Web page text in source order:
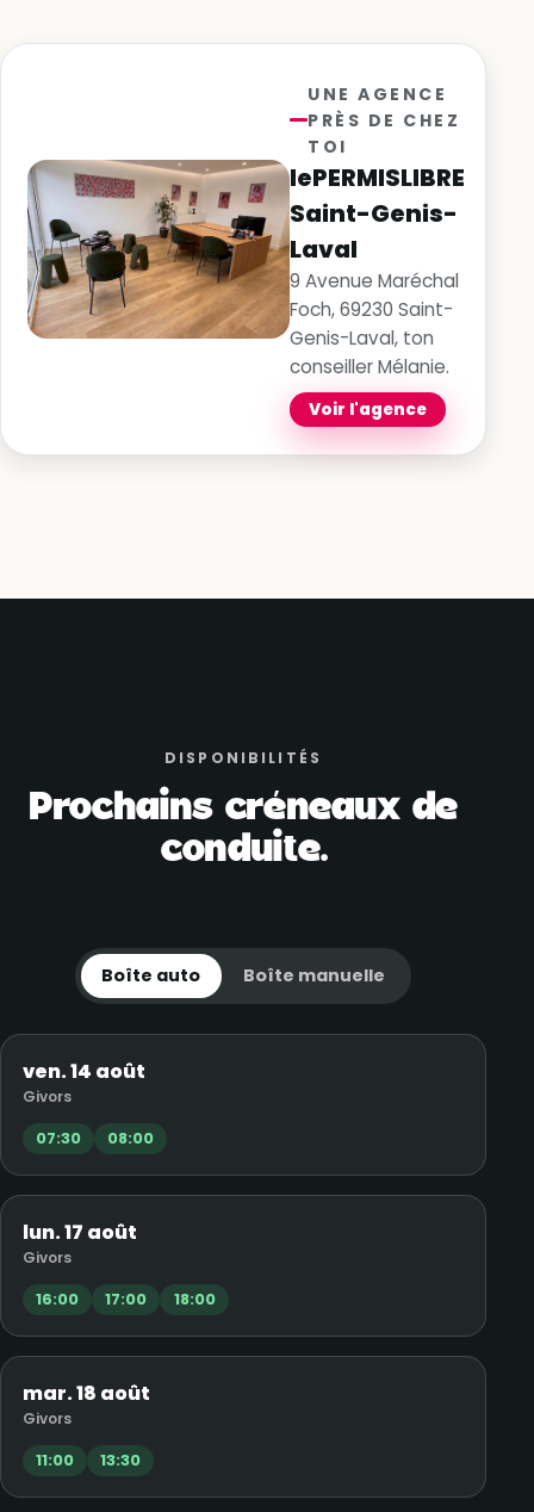
UNE AGENCE
PRÈS DE CHEZ
TOI
lePERMISLIBRE
Saint-Genis-
Laval
9 Avenue Maréchal
Foch, 69230 Saint-
Genis-Laval, ton
conseiller Mélanie.
Voir l'agence
DISPONIBILITÉS
Prochains créneaux de
conduite.
Boîte auto Boîte manuelle
ven. 14 août
Givors
07:30 08:00
lun. 17 août
Givors
16:00 17:00 18:00
mar. 18 août
Givors
11:00 13:30